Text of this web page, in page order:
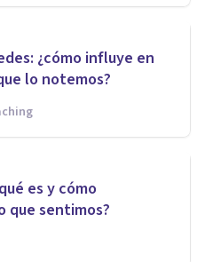
¿cómo influye en
lo notemos?
es y cómo
que sentimos?